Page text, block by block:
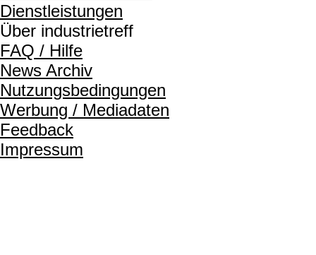
Dienstleistungen
Über industrietreff
FAQ / Hilfe
News Archiv
Nutzungsbedingungen
Werbung / Mediadaten
Feedback
Impressum